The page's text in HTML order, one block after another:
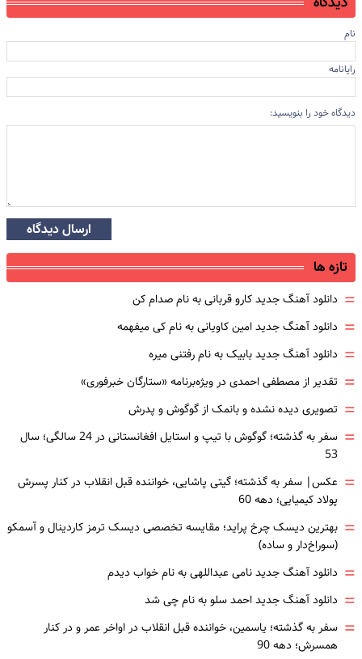
نام
رایانامه
دیدگاه خود را بنویسید:
ارسال دیدگاه
تازه ها
= دانلود آهنگ جدید کارو قربانی به نام صدام کن
= دانلود آهنگ جدید امین کاویانی به نام کی میفهمه
= دانلود آهنگ جدید بابیک به نام رفتنی میره
= تقدیر از مصطفی احمدی در ویژه‌برنامه «ستارگان خبرفوری»
= تصویری دیده نشده و بانمک از گوگوش و پدرش
=
سفر به گذشته؛ گوگوش با تیپ و استایل افغانستانی در 24 سالگی؛ سال
53
= عکس| سفر به گذشته؛ گیتی پاشایی، خواننده قبل انقلاب در کنار پسرش
پولاد کیمیایی؛ دهه 60
= بهترین دیسک چرخ پراید؛ مقایسه تخصصی دیسک ترمز کاردینال و آسمکو
(سوراخ‌دار و ساده)
= دانلود آهنگ جدید نامی عبداللهی به نام خواب دیدم
= دانلود آهنگ جدید احمد سلو به نام چی شد
= سفر به گذشته؛ یاسمین، خواننده قبل انقلاب در اواخر عمر و در کنار
همسرش؛ دهه 90